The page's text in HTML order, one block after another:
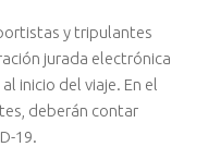
y tripulantes
jurada electrónica
inicio del viaje. En el
deberán contar
19.